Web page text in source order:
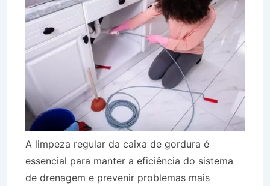
A limpeza regular da caixa de gordura é
essencial para manter a eficiência do sistema
de drenagem e prevenir problemas mais